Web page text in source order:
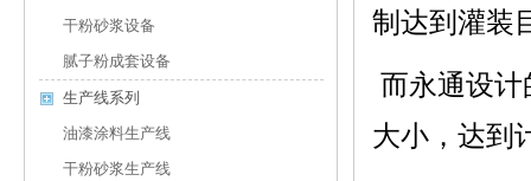
制达到灌装
而永通设
大小，达到
干粉砂浆设备
腻子粉成套设备
生产线系列
油漆涂料生产线
干粉砂浆生产线